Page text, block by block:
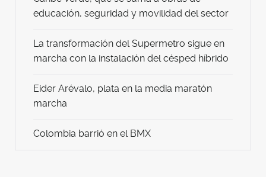
educación, seguridad y movilidad del sector
La transformación del Supermetro sigue en
marcha con la instalación del césped híbrido
Eider Arévalo, plata en la media maratón
marcha
Colombia barrió en el BMX